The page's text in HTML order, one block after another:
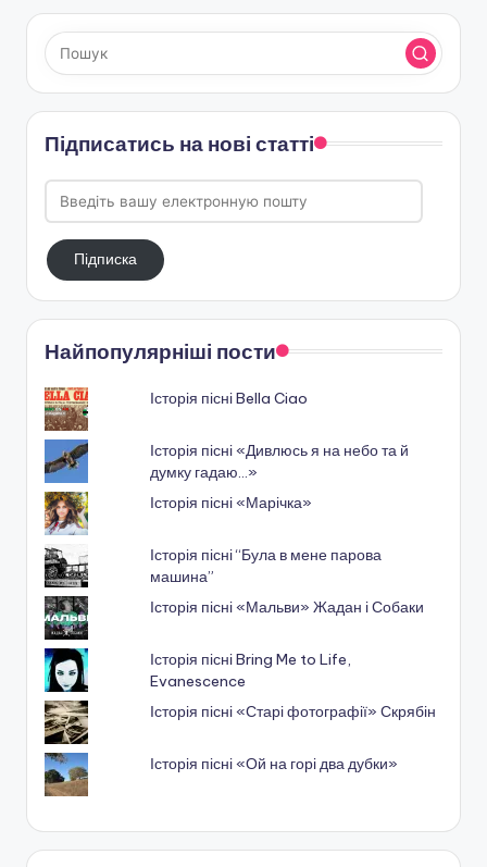
Підписатись на нові статті
вашу
електронную
поштуПідписка
Найпопулярніші пости
Історія пісні Bella Ciao
Історія пісні «Дивлюсь я на небо та й
думку гадаю…»
Історія пісні «Марічка»
Історія пісні “Була в мене парова
машина”
Історія пісні «Мальви» Жадан і Собаки
Історія пісні Bring Me to Life,
Evanescence
Історія пісні «Старі фотографії» Скрябін
Історія пісні «Ой на горі два дубки»